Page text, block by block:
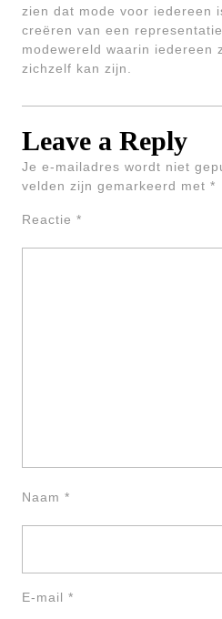
zien dat mode voor iedereen
creëren van een
modewereld waarin iedereen
zichzelf kan zijn.
Leave a Reply
Je e-mailadres wordt niet
velden zijn gemarkeerd met *
Reactie *
Naam *
E-mail *